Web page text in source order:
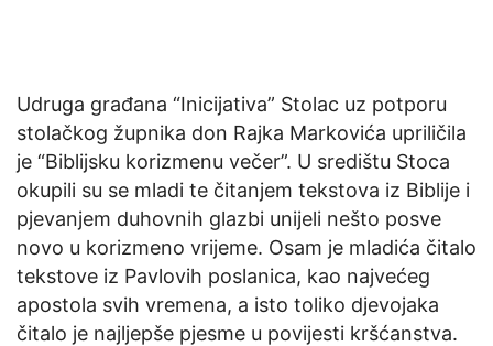
Udruga građana “Inicijativa” Stolac uz potporu
stolačkog župnika don Rajka Markovića upriličila
je “Biblijsku korizmenu večer”. U središtu Stoca
okupili su se mladi te čitanjem tekstova iz Biblije i
pjevanjem duhovnih glazbi unijeli nešto posve
novo u korizmeno vrijeme. Osam je mladića čitalo
tekstove iz Pavlovih poslanica, kao najvećeg
apostola svih vremena, a isto toliko djevojaka
čitalo je najljepše pjesme u povijesti kršćanstva.